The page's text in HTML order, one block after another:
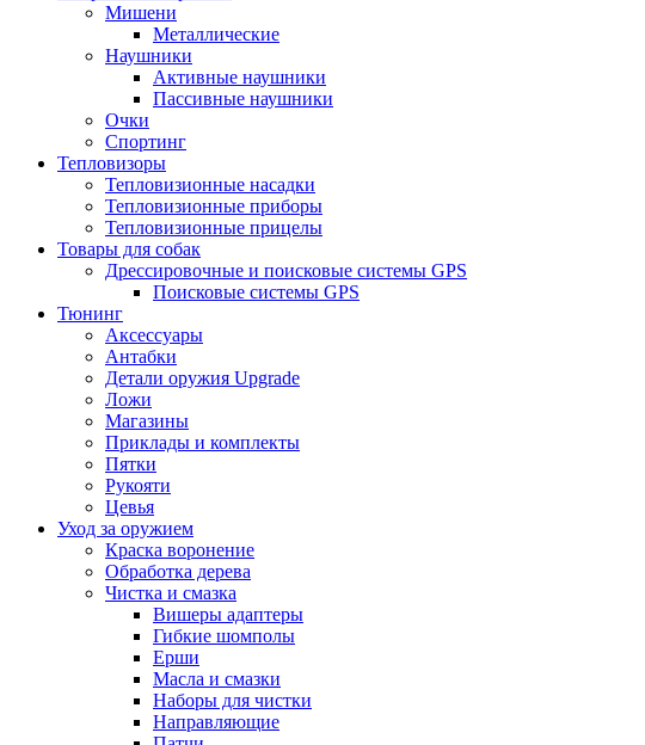
Мишени
Металлические
Наушники
Активные наушники
Пассивные наушники
Очки
Спортинг
Тепловизоры
Тепловизионные насадки
Тепловизионные приборы
Тепловизионные прицелы
Товары для собак
Дрессировочные и поисковые системы GPS
Поисковые системы GPS
Тюнинг
Аксессуары
Антабки
Детали оружия Upgrade
Ложи
Магазины
Приклады и комплекты
Пятки
Рукояти
Цевья
Уход за оружием
Краска воронение
Обработка дерева
Чистка и смазка
Вишеры адаптеры
Гибкие шомполы
Ерши
Масла и смазки
Наборы для чистки
Направляющие